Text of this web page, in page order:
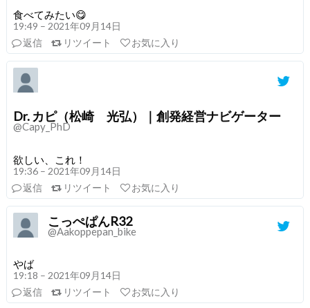
食べてみたい😋
19:49 – 2021年09月14日
返信
リツイート お気に入り
Dr. カピ（松崎 光弘）｜創発経営ナビゲーター
@Capy_PhD
欲しい、これ！
19:36 – 2021年09月14日
返信
リツイート お気に入り
こっぺぱんR32
@Aakoppepan_bike
やば
19:18 – 2021年09月14日
返信
リツイート お気に入り